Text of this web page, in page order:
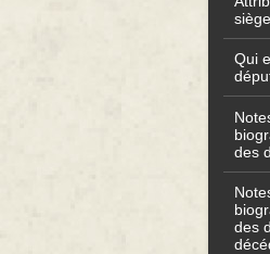
Qui
des
des